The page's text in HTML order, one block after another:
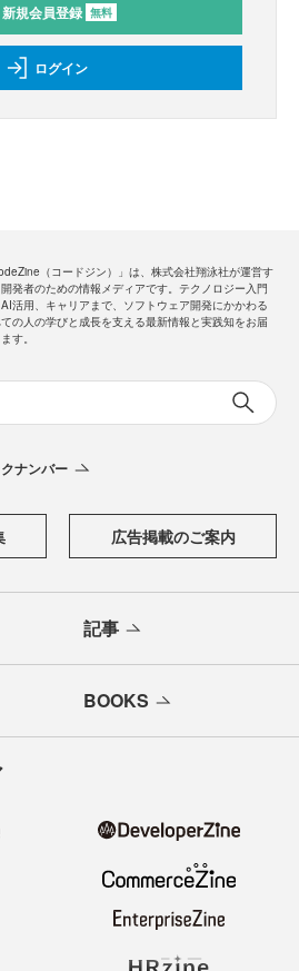
新規会員登録 無料
ログイン
（コードジン）」は、株式会社翔泳社が運営す
発者のための情報メディアです。テクノロジー入門
活用、キャリアまで、ソフトウェア開発にかかわる
の人の学びと成長を支える最新情報と実践知をお届
す。
ナンバー
広告掲載のご案内
記事
BOOKS